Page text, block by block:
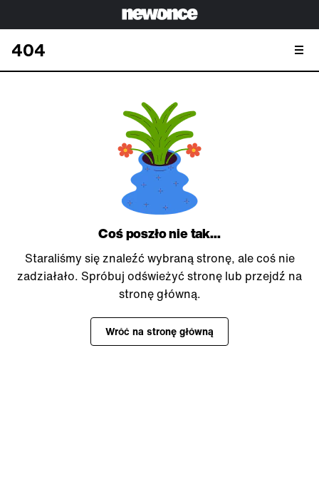
404
Coś poszło nie tak...
Staraliśmy się znaleźć wybraną stronę, ale coś nie
zadziałało. Spróbuj odświeżyć stronę lub przejdź na
stronę główną.
Wróć na stronę główną